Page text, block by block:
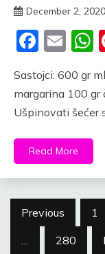
December 2, 2020
Sastojci: 600 gr
margarina 100 gr
Ušpinovati šećer
Read More
Posts
navigation
Previous 1
280